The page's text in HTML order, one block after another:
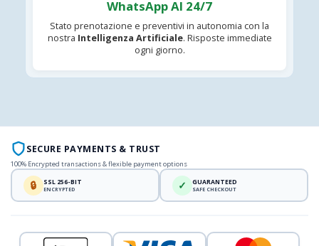
WhatsApp AI 24/7
Stato prenotazione e preventivi in autonomia con la
nostra Intelligenza Artificiale. Risposte immediate
ogni giorno.
SECURE PAYMENTS & TRUST
100% Encrypted transactions & flexible payment options
🔒 SSL 256-BIT
ENCRYPTED ✓ GUARANTEED
SAFE CHECKOUT